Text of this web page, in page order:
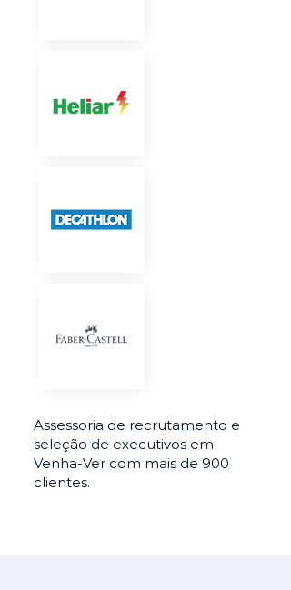
Assessoria de recrutamento e
seleção de executivos em
Venha-Ver com mais de 900
clientes.